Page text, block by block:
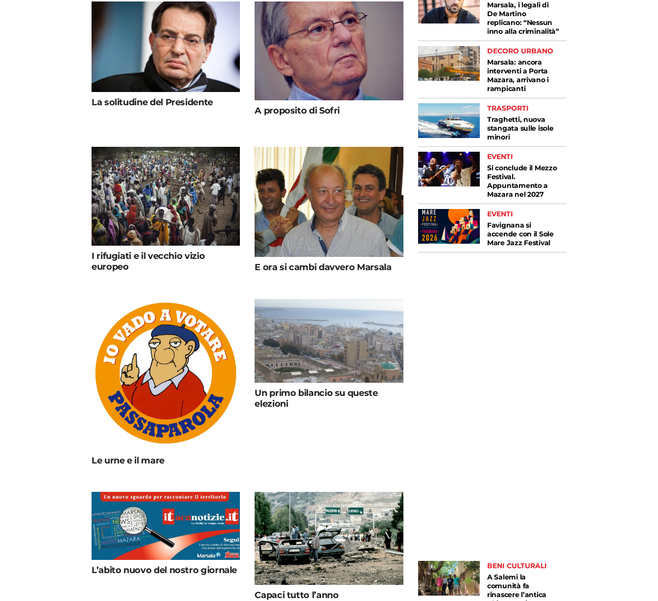
La solitudine del Presidente
A proposito di Sofri
I rifugiati e il vecchio vizio
europeo
E ora si cambi davvero Marsala
Le urne e il mare
Un primo bilancio su queste
elezioni
L’abito nuovo del nostro giornale
Capaci tutto l’anno
Marsala, i legali di
De Martino
replicano: “Nessun
inno alla criminalità”
DECORO URBANO
Marsala: ancora
interventi a Porta
Mazara, arrivano i
rampicanti
TRASPORTI
Traghetti, nuova
stangata sulle isole
minori
EVENTI
Si conclude il Mezzo
Festival.
Appuntamento a
Mazara nel 2027
EVENTI
Favignana si
accende con il Sole
Mare Jazz Festival
BENI CULTURALI
A Salemi la
comunità fa
rinascere l’antica